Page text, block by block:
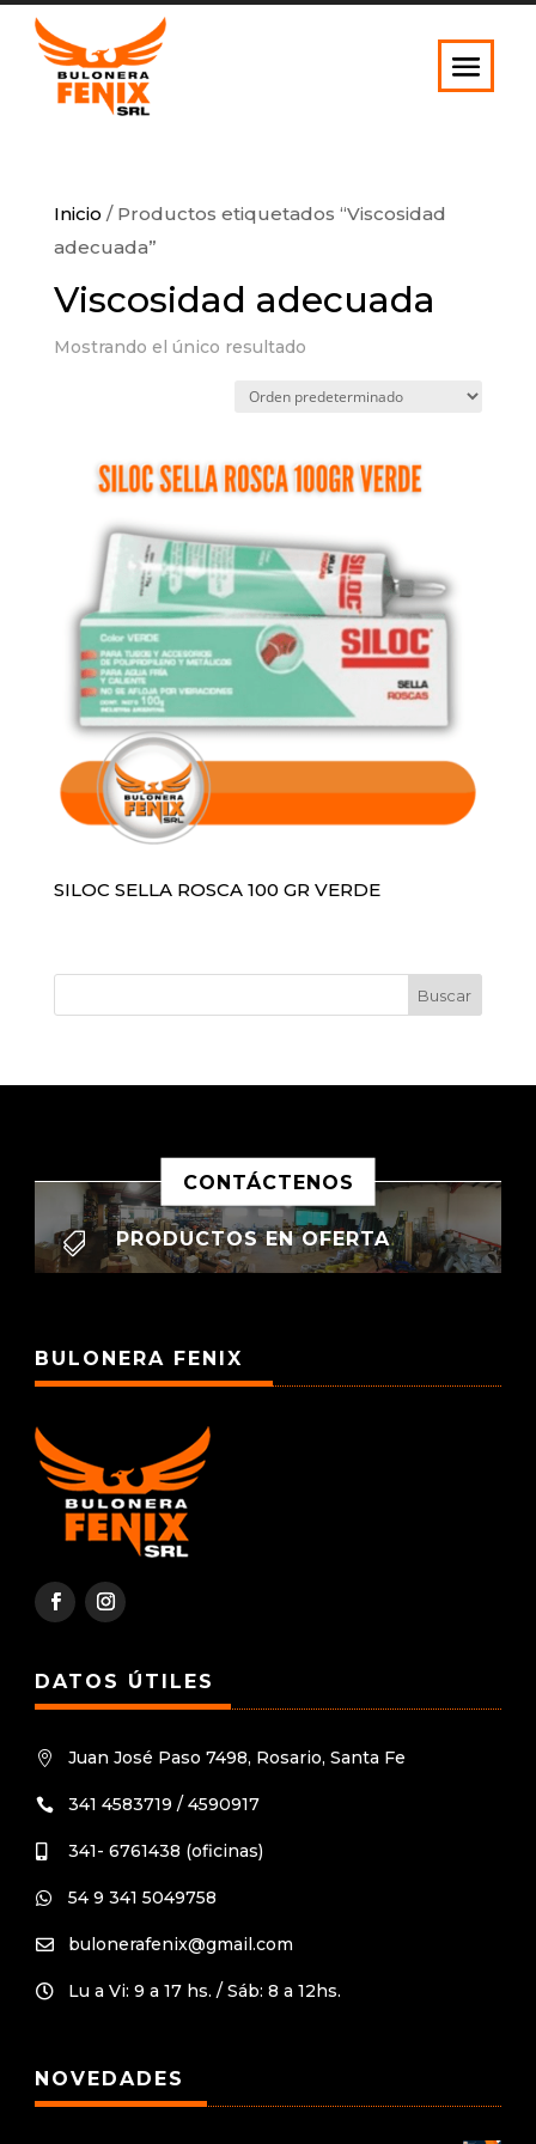
Inicio / Productos etiquetados “Viscosidad
adecuada”
Viscosidad adecuada
Mostrando el único resultado
SILOC SELLA ROSCA 100 GR VERDE
CONTÁCTENOS
 PRODUCTOS EN OFERTA
BULONERA FENIX
DATOS ÚTILES
 Juan José Paso 7498, Rosario, Santa Fe
 341 4583719 / 4590917
 341- 6761438 (oficinas)
 54 9 341 5049758
 bulonerafenix@gmail.com
 Lu a Vi: 9 a 17 hs. / Sáb: 8 a 12hs.
NOVEDADES